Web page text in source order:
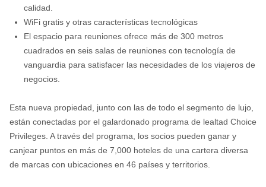
calidad.
WiFi gratis y otras características tecnológicas
El espacio para reuniones ofrece más de 300 metros
cuadrados en seis salas de reuniones con tecnología de
vanguardia para satisfacer las necesidades de los viajeros de
negocios.
Esta nueva propiedad, junto con las de todo el segmento de lujo,
están conectadas por el galardonado programa de lealtad Choice
Privileges. A través del programa, los socios pueden ganar y
canjear puntos en más de 7,000 hoteles de una cartera diversa
de marcas con ubicaciones en 46 países y territorios.